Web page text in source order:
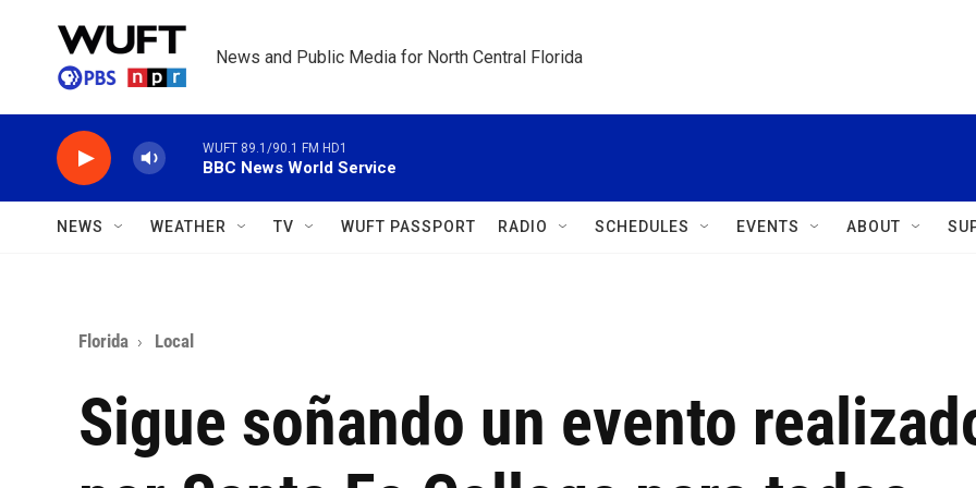
News and Public Media for North Central Florida
WUFT 89.1/90.1 FM HD1
BBC News World Service
NEWS WEATHER TV WUFT PASSPORT RADIO SCHEDULES EVENTS ABOUT
Florida Local
Sigue soñando un evento